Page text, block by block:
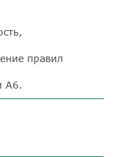
правил
А6.